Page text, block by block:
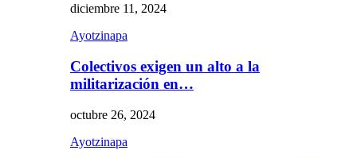
diciembre 11, 2024
Ayotzinapa
Colectivos exigen un alto a la
militarización en…
octubre 26, 2024
Ayotzinapa